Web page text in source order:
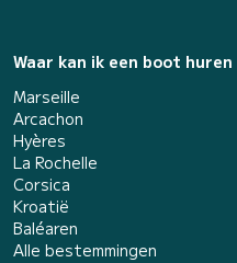
Waar kan ik een boot huren
Marseille
Arcachon
Hyères
La Rochelle
Corsica
Kroatië
Baléaren
Alle bestemmingen